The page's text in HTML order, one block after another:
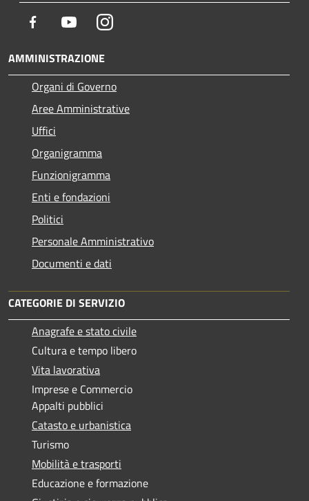
Facebook YoutubeInstagram
AMMINISTRAZIONE
Organi di Governo
Aree Amministrative
Uffici
Organigramma
Funzionigramma
Enti e fondazioni
Politici
Personale Amministrativo
Documenti e dati
CATEGORIE DI SERVIZIO
Anagrafe e stato civile
Cultura e tempo libero
Vita lavorativa
Imprese e Commercio
Appalti pubblici
Catasto e urbanistica
Turismo
Mobilità e trasporti
Educazione e formazione